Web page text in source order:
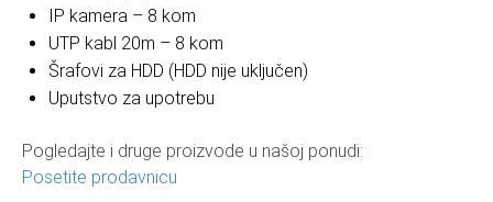
IP kamera – 8 kom
UTP kabl 20m – 8 kom
Šrafovi za HDD (HDD nije uključen)
Uputstvo za upotrebu
Pogledajte i druge proizvode u našoj ponudi:
Posetite prodavnicu